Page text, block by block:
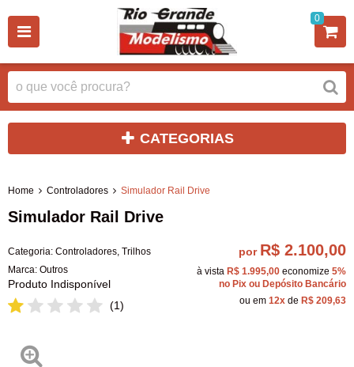
0
CATEGORIAS
Home Controladores Simulador Rail Drive
Simulador Rail Drive
Categoria: Controladores Trilhos
Marca: Outros
Produto Indisponível
(1)
por R$ 2.100,00
à vista R$ 1.995,00 economize 5%
no Pix ou Depósito Bancário
ou em 12x de R$ 209,63